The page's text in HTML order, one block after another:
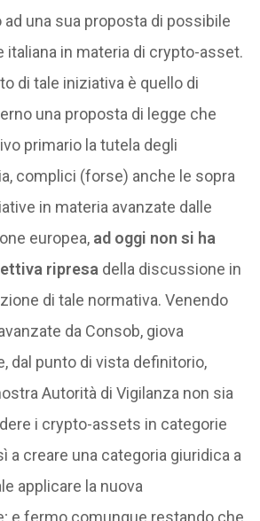
una sua proposta di possibile
italiana in materia di crypto-asset.
di tale iniziativa è quello di
una proposta di legge che
primario la tutela degli
complici (forse) anche le sopra
in materia avanzate dalle
europea, ad oggi non si ha
ripresa della discussione in
di tale normativa. Venendo
da Consob, giova
dal punto di vista definitorio,
Autorità di Vigilanza non sia
i crypto-assets in categorie
a creare una categoria giuridica a
applicare la nuova
e fermo comunque restando che